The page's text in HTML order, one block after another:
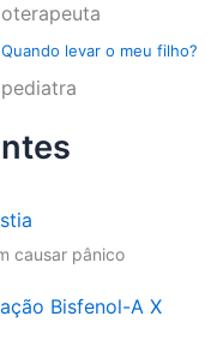
levar o meu filho?
causar pânico
Bisfenol-A X